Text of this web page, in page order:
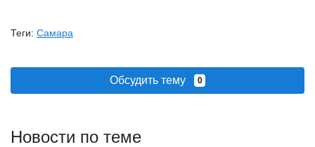
Теги: Самара
Обсудить тему 0
Новости по теме